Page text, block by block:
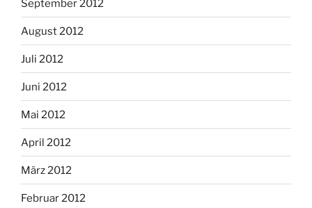
September 2012
August 2012
Juli 2012
Juni 2012
Mai 2012
April 2012
März 2012
Februar 2012